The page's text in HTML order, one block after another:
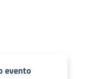
evento